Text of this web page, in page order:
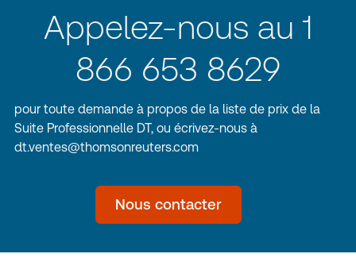
Appelez-nous au 1
866 653 8629
pour toute demande à propos de la liste de prix de la
Suite Professionnelle DT, ou écrivez-nous à
dt.ventes@thomsonreuters.com
Nous contacter